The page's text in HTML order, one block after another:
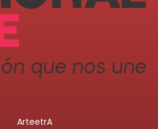
ArteetrA